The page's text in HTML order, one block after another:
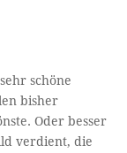
schöne
bisher
Oder besser
verdient, die